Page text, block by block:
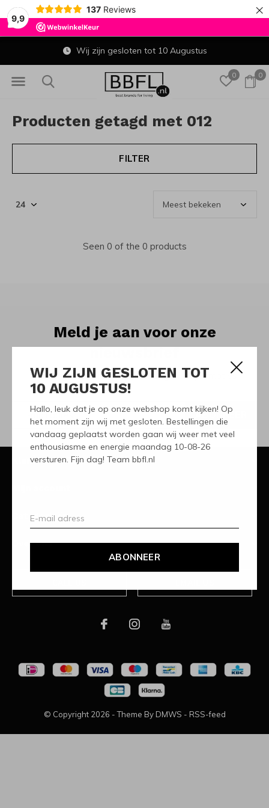
9,9
137 Reviews ×
WIJ ZIJN GESLOTEN TOT
10 AUGUSTUS!
Hallo, leuk dat je op onze webshop komt kijken! Op
het moment zijn wij met gesloten. Bestellingen die
vandaag geplaatst worden gaan wij weer met veel
enthousiasme en energie maandag 10-08-26
versturen. Fijn dag! Team bbfl.nl
ABONNEER
0 0
Wij zijn gesloten tot 10 Augustus
Producten getagd met 012
FILTER
Seen 0 of the 0 products
Meld je aan voor onze
nieuwsbrief
Ontvang de nieuwste aanbiedingen en promoties
ABONNEER
Klantenservice
Categorieën
Over ons
© Copyright 2026 - Theme By DMWS - RSS-feed